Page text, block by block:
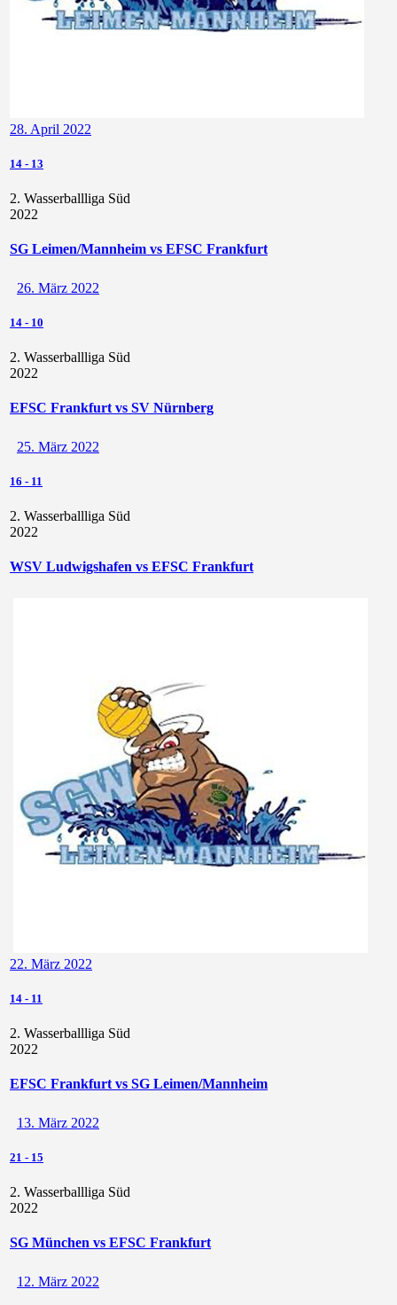
28. April 2022
14 - 13
2. Wasserballliga Süd
2022
SG Leimen/Mannheim vs EFSC Frankfurt
26. März 2022
14 - 10
2. Wasserballliga Süd
2022
EFSC Frankfurt vs SV Nürnberg
25. März 2022
16 - 11
2. Wasserballliga Süd
2022
WSV Ludwigshafen vs EFSC Frankfurt
22. März 2022
14 - 11
2. Wasserballliga Süd
2022
EFSC Frankfurt vs SG Leimen/Mannheim
13. März 2022
21 - 15
2. Wasserballliga Süd
2022
SG München vs EFSC Frankfurt
12. März 2022